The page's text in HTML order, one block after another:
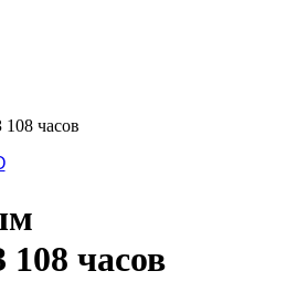
часов
часов